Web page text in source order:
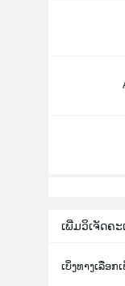
ເພີ່ມວິເຈັດຄະ
ເບິ່ງທາງເລືອກ
ລວມປ